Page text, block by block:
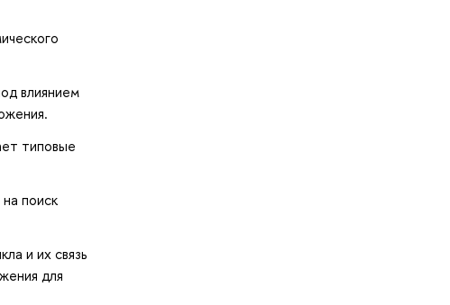
влиянием
типовые
поиск
и их связь
для